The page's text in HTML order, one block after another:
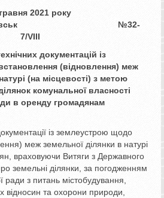
2021 року
№32-
7/VIII
документацій із
(відновлення) меж
(на місцевості) з метою
комунальної власності
в оренду громадянам
із землеустрою щодо
меж земельної ділянки в натурі
враховуючи Витяги з Державного
земельні ділянки, за погодженням
ради з питань містобудування,
відносин та охорони природи,